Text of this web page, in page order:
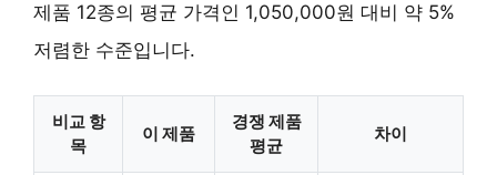
제품 12종의 평균 가격인 1,050,000원 대비 약 5%
저렴한 수준입니다.
비교 항
목
이 제품
경쟁 제품
평균
차이